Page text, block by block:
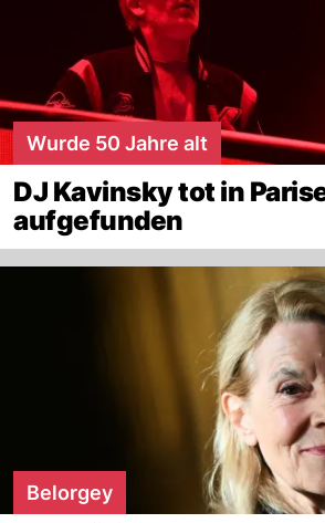
Wurde 50 Jahre alt
DJ Kavinsky tot in
aufgefunden
Belorgey